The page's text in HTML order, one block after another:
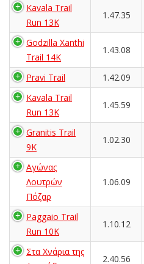
Kavala Trail
Run 13K
1.47.35
Godzilla Xanthi
Trail 14K
1.43.08
Pravi Trail 1.42.09
Kavala Trail
Run 13K
1.45.59
Granitis Trail
9K
1.02.30
Αγώνας
Λουτρών
Πόζαρ
1.06.09
Paggaio Trail
Run 10K
1.10.12
Στα Χνάρια της
2.40.56